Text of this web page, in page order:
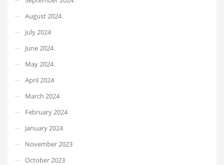
August 2024
July 2024
June 2024
May 2024
April 2024
March 2024
February 2024
January 2024
November 2023
October 2023